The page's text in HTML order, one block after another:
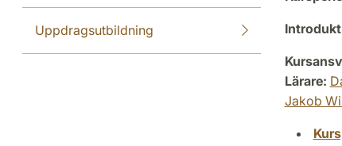
Uppdragsutbildning
Lärare:
Jakob